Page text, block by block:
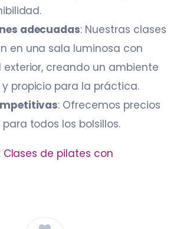
adecuadas: Nuestras clases
en una sala luminosa con
creando un ambiente
propicio para la práctica.​
: Ofrecemos precios
todos los bolsillos.
Clases de pilates con